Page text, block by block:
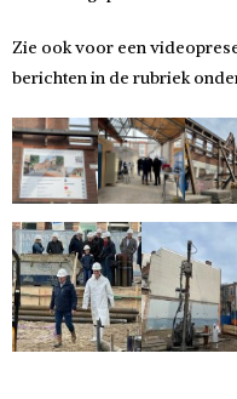
Zie ook voor een
berichten in de rubriek